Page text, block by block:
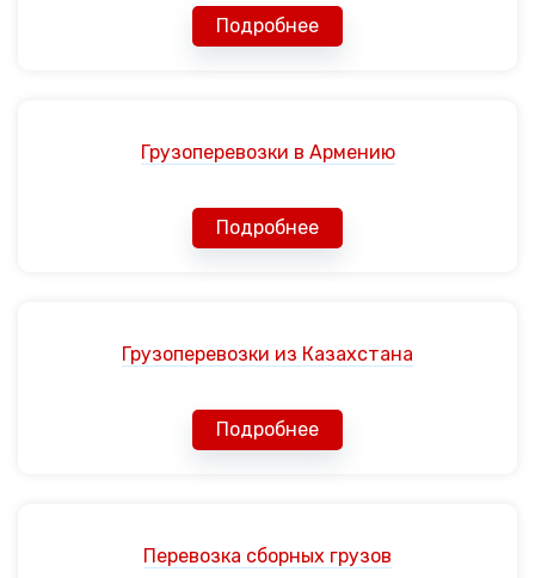
Подробнее
Грузоперевозки в Армению
Подробнее
Грузоперевозки из Казахстана
Подробнее
Перевозка сборных грузов